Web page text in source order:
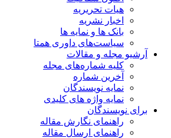
هیات تحریریه
اخبار نشریه
بانک ها و نمایه ها
سیاست‌های داوری همتا
مجله و مقالات
کلیه شماره‌های مجله
آخرین شماره
نمایه نویسندگان
نمایه واژه های کلیدی
نویسندگان
راهنمای نگارش مقاله
راهنمای ارسال مقاله